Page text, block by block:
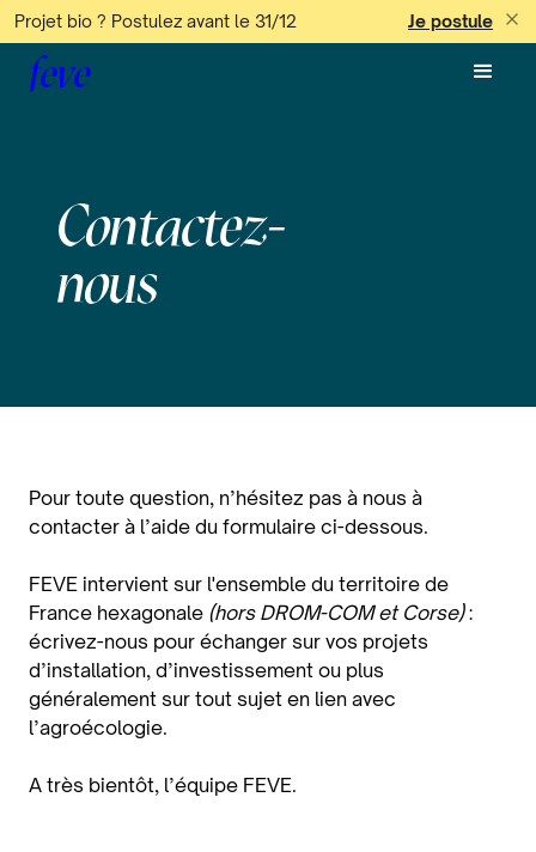
Projet bio ? Postulez avant le 31/12 Je postule
feve
Contactez-
nous
Pour toute question, n’hésitez pas à nous à
contacter à l’aide du formulaire ci-dessous.
FEVE intervient sur l'ensemble du territoire de
France hexagonale (hors DROM-COM et Corse):
écrivez-nous pour échanger sur vos projets
d’installation, d’investissement ou plus
généralement sur tout sujet en lien avec
l’agroécologie.
A très bientôt, l’équipe FEVE.